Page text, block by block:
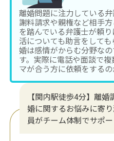
離婚問題に注力している
謝料請求や親権など相手
を踏んでいる弁護士が頼
活についても助言をして
婚は感情がからむ分野な
す。実際に電話や面談で
マが合う方に依頼をするの
【関内駅徒歩4分】離
婚に関するお悩みに寄
員がチーム体制でサポ